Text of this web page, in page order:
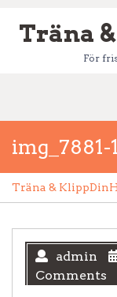
content
Träna
För
img_7881-1
Träna &
admin
Comments